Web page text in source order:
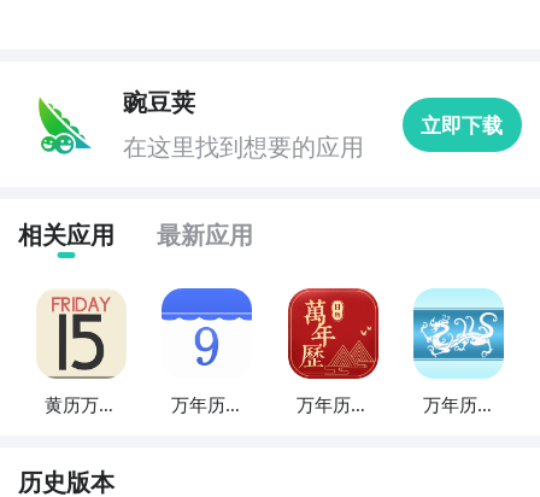
豌豆荚
在这里找到想要的应用
立即下载
相关应用 最新应用
黄历万年
万年历黄
万年历日
万年历黄
历史版本